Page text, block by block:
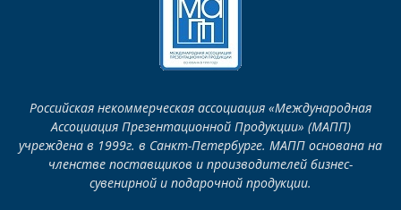
Российская некоммерческая ассоциация «Международная
Ассоциация Презентационной Продукции» (МАПП)
учреждена в 1999г. в Санкт-Петербурге. МАПП основана на
членстве поставщиков и производителей бизнес-
сувенирной и подарочной продукции.